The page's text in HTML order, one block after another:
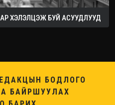
ХЭЛЭЛЦЭЖ БУЙ АСУУДЛУУД
БОДЛОГО
БАЙРШУУЛАХ